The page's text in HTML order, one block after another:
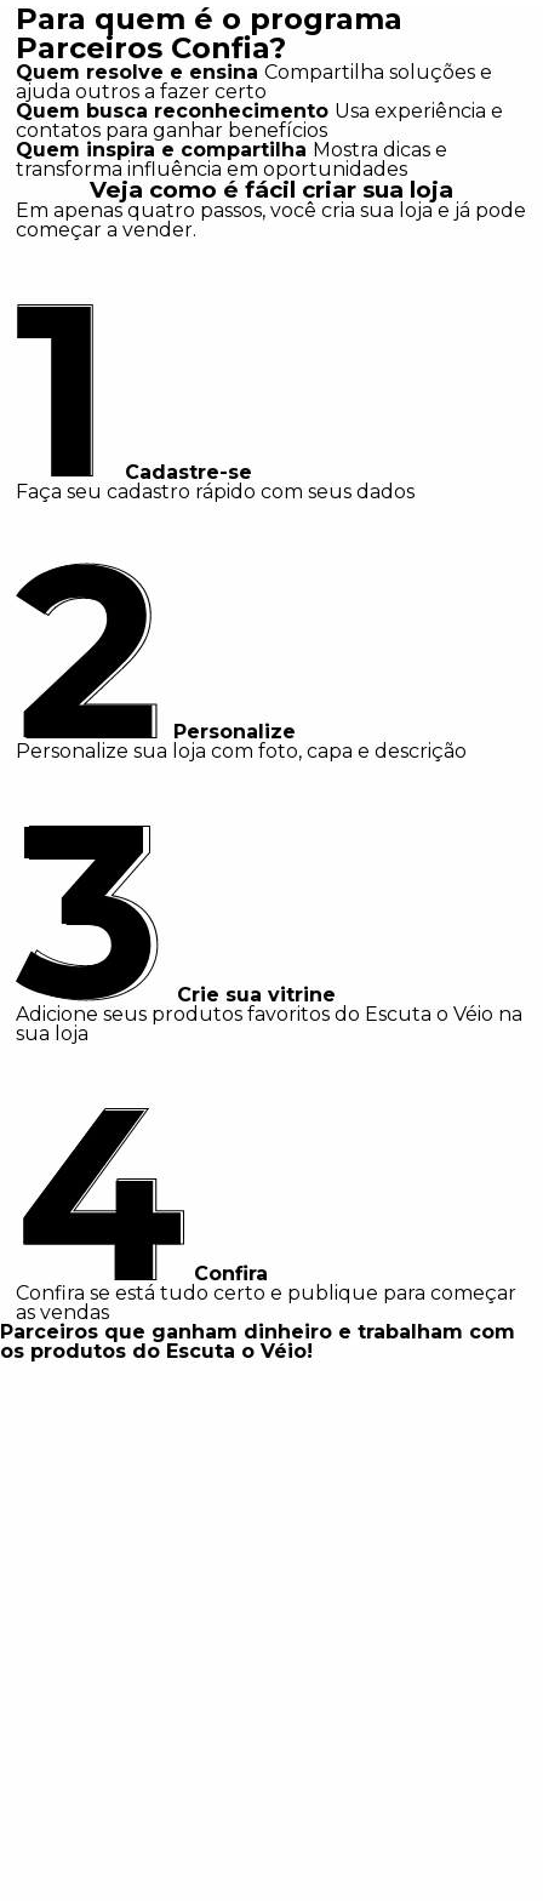
Para quem é o programa
Parceiros Confia?
Quem resolve e ensinaCompartilha soluções e
ajuda outros a fazer certo
Quem busca reconhecimento Usa experiência e
contatos para ganhar benefícios
Quem inspira e compartilha Mostra dicas e
transforma influência em oportunidades
Veja como é fácil criar sua loja
Em apenas quatro passos, você cria sua loja e já pode
começar a vender.
Cadastre-se
Faça seu cadastro rápido com seus dados
Personalize
Personalize sua loja com foto, capa e descrição
Crie sua vitrine
Adicione seus produtos favoritos do Escuta o Véio na
sua loja
Confira
Confira se está tudo certo e publique para começar
as vendas
Parceiros que ganham dinheiro e trabalham com
os produtos do Escuta o Véio!